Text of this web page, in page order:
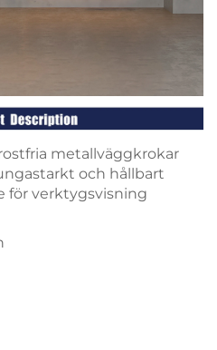
metallväggkrokar
och hållbart
för verktygsvisning